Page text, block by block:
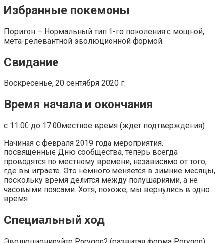
Избранные покемоны
Поригон – Нормальный тип 1-го поколения с мощной,
мета-релевантной эволюционной формой.
Свидание
Воскресенье, 20 сентября 2020 г.
Время начала и окончания
с 11:00 до 17:00местное время (ждет подтверждения)
Начиная с февраля 2019 года мероприятия,
посвященные Дню сообщества, теперь всегда
проводятся по местному времени, независимо от того,
где вы играете. Это немного меняется в зимние месяцы,
поскольку время делится между полушариями, а не
часовыми поясами. Хотя, похоже, мы вернулись в одно
время.
Специальный ход